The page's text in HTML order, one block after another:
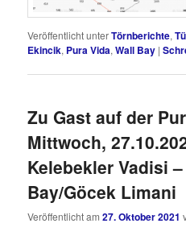
Veröffentlicht unterTörnberichte,
Ekincik, Pura Vida,Wall Bay |
Zu Gast auf der
Mittwoch,
Kelebekler Vadisi
Bay/Göcek Limani
Veröffentlicht am27. Oktober 2021